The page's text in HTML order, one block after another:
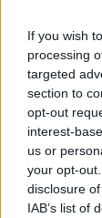
If you wish
processing
targeted
section to
opt-out
interest-
us or
your opt-
disclosure
IAB’s list of
Rose, Dier,
Eriksen,
Subs:Vorm,
Clinton